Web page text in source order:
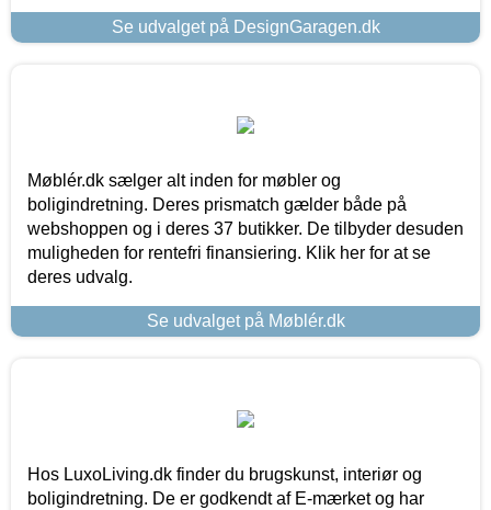
Se udvalget på DesignGaragen.dk
Møblér.dk sælger alt inden for møbler og
boligindretning. Deres prismatch gælder både på
webshoppen og i deres 37 butikker. De tilbyder desuden
muligheden for rentefri finansiering. Klik her for at se
deres udvalg.
Se udvalget på Møblér.dk
Hos LuxoLiving.dk finder du brugskunst, interiør og
boligindretning. De er godkendt af E-mærket og har